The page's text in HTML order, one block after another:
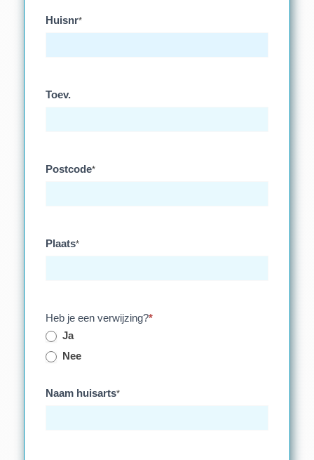
Huisnr*
Toev.
Postcode*
Plaats*
Heb je een verwijzing?*
Ja
Nee
Naam huisarts*